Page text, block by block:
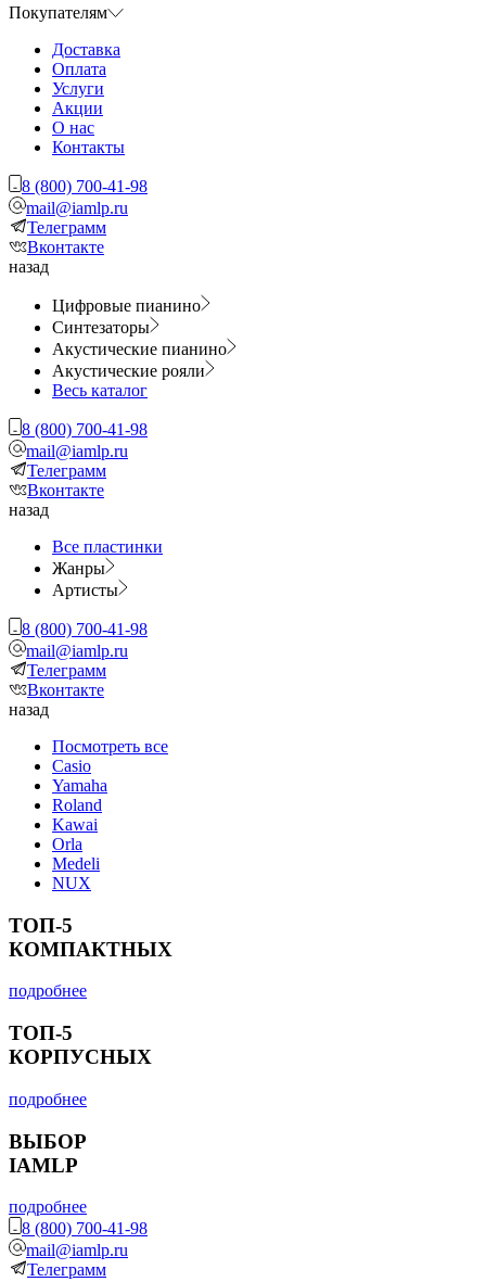
Покупателям
Доставка
Оплата
Услуги
Акции
О нас
Контакты
8 (800) 700-41-98
mail@iamlp.ru
Телеграмм
Вконтакте
назад
Цифровые пианино
Синтезаторы
Акустические пианино
Акустические рояли
Весь каталог
8 (800) 700-41-98
mail@iamlp.ru
Телеграмм
Вконтакте
назад
Все пластинки
Жанры
Артисты
8 (800) 700-41-98
mail@iamlp.ru
Телеграмм
Вконтакте
назад
Посмотреть все
Casio
Yamaha
Roland
Kawai
Orla
Medeli
NUX
ТОП-5
КОМПАКТНЫХ
подробнее
ТОП-5
КОРПУСНЫХ
подробнее
ВЫБОР
IAMLP
подробнее
8 (800) 700-41-98
mail@iamlp.ru
Телеграмм